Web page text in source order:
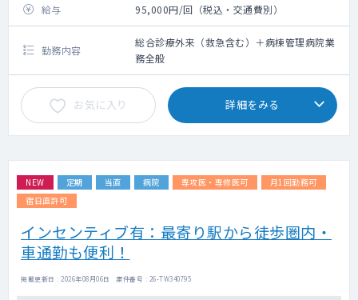
給与 95,000円/回（税込・交通費別）
勤務内容
総合診療外来（救急含む）＋病棟管理病院業
務全般
お気に入り 詳細をみる
NEW 定期 当直 病院 専攻医・専修医可
月1回勤務可
宿日直許可
インセンティブ有：最寄り駅から徒歩圏内・
車通勤も便利！
掲載更新日 : 2026年08月06日 案件番号 : 26-TW340795